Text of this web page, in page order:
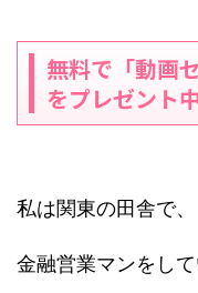
無料で「動画
をプレゼント
私は関東の田舎で、
金融営業マンをして